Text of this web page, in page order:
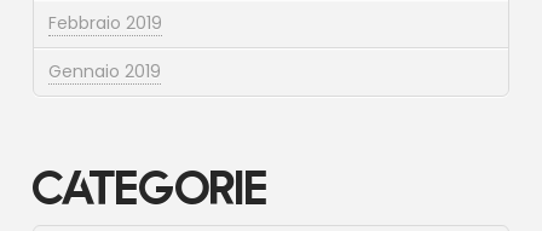
Febbraio 2019
Gennaio 2019
Categorie